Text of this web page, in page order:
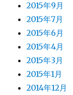
2015年9月
2015年7月
2015年6月
2015年4月
2015年3月
2015年1月
2014年12月